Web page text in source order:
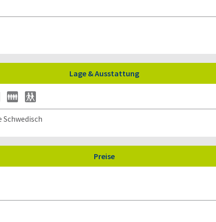
Lage & Ausstattung
Schwedisch
Preise